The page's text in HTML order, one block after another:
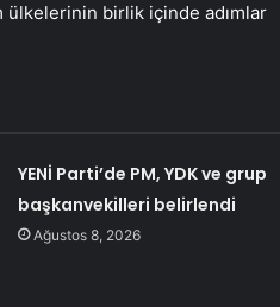
ülkelerinin birlik içinde adımlar
YENİ Parti’de PM, YDK ve grup
başkanvekilleri belirlendi
Ağustos 8, 2026